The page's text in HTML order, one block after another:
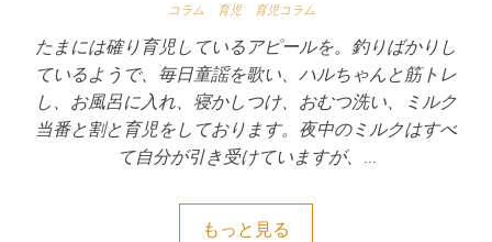
コラム 育児 育児コラム
たまには確り育児しているアピールを。釣りばかりし
ているようで、毎日童謡を歌い、ハルちゃんと筋トレ
し、お風呂に入れ、寝かしつけ、おむつ洗い、ミルク
当番と割と育児をしております。夜中のミルクはすべ
て自分が引き受けていますが、…
もっと見る